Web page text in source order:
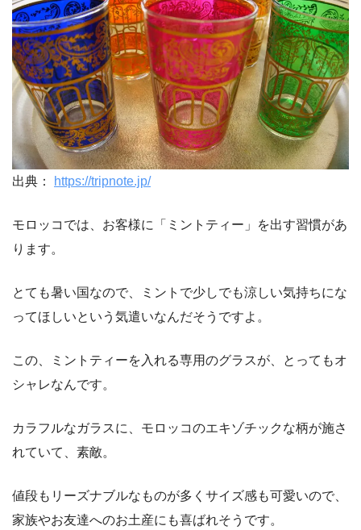
出典： https://tripnote.jp/
モロッコでは、お客様に「ミントティー」を出す習慣があ
ります。
とても暑い国なので、ミントで少しでも涼しい気持ちにな
ってほしいという気遣いなんだそうですよ。
この、ミントティーを入れる専用のグラスが、とってもオ
シャレなんです。
カラフルなガラスに、モロッコのエキゾチックな柄が施さ
れていて、素敵。
値段もリーズナブルなものが多くサイズ感も可愛いので、
家族やお友達へのお土産にも喜ばれそうです。